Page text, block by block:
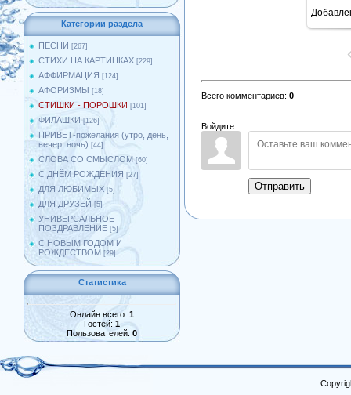
Категории раздела
ПЕСНИ [267]
СТИХИ НА КАРТИНКАХ [229]
АФФИРМАЦИЯ [124]
АФОРИЗМЫ [18]
СТИШКИ - ПОРОШКИ [101]
ФИЛАШКИ [126]
ПРИВЕТ-пожелания (утро, день,
вечер, ночь) [44]
СЛОВА СО СМЫСЛОМ [60]
С ДНЁМ РОЖДЕНИЯ [27]
ДЛЯ ЛЮБИМЫХ [5]
ДЛЯ ДРУЗЕЙ [5]
УНИВЕРСАЛЬНОЕ
ПОЗДРАВЛЕНИЕ [5]
С НОВЫМ ГОДОМ И
РОЖДЕСТВОМ [29]
Статистика
Онлайн всего: 1
Гостей: 1
Пользователей: 0
Всего комментариев: 0
Войдите:
Отправить